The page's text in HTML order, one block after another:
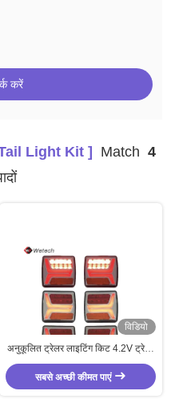
करें
Light Kit ] Match 4
विडियो
अनुकूलित ट्रेलर लाइटिंग किट 4.2V ट्रेलर
के लिए चुंबकीय टेल लाइट
सबसे अच्छी कीमत पाएं